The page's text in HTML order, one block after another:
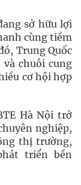
sở hữu lợi
cùng tiềm
Trung Quốc
chuỗi cung
cơ hội hợp
Hà Nội trở
nghiệp,
thị trường,
triển bền